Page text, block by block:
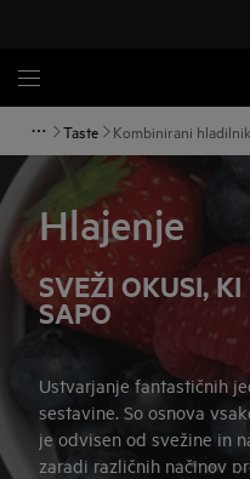
Taste Kombinirani
Hlajenje
SVEŽI OKUSI,
SAPO
Ustvarjanje fantastičnih
sestavine. So osnova
je odvisen od svežine in
zaradi različnih načinov